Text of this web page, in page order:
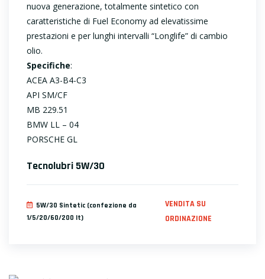
nuova generazione, totalmente sintetico con
caratteristiche di Fuel Economy ad elevatissime
prestazioni e per lunghi intervalli “Longlife” di cambio
olio.
Specifiche:
ACEA A3-B4-C3
API SM/CF
MB 229.51
BMW LL – 04
PORSCHE GL
Tecnolubri 5W/30
5W/30 Sintetic (confezione da
1/5/20/60/200 lt)
VENDITA SU
ORDINAZIONE